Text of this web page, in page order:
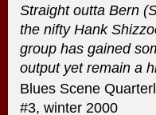
Straight outta Bern
the nifty Hank
group has gained
output yet remain a
Blues Scene
#3, winter 2000